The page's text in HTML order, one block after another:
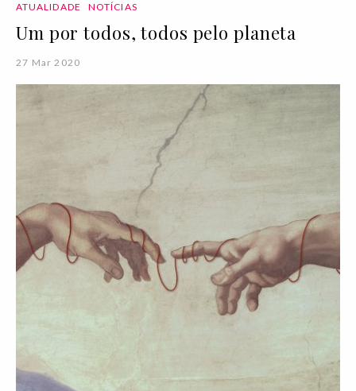
ATUALIDADE NOTÍCIAS
Um por todos, todos pelo planeta
27 Mar 2020